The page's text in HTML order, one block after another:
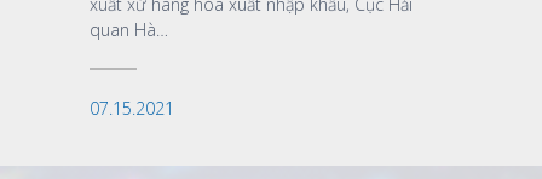
xuất xứ hàng hóa xuất nhập khẩu, Cục Hải
quan Hà…
07.15.2021